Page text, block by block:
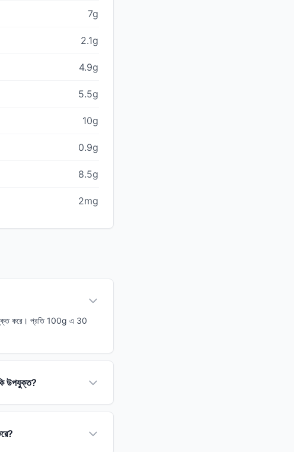
7g
2.1g
4.9g
5.5g
10g
0.9g
8.5g
2mg
করে। প্রতি 100g এ 30
উপযুক্ত?